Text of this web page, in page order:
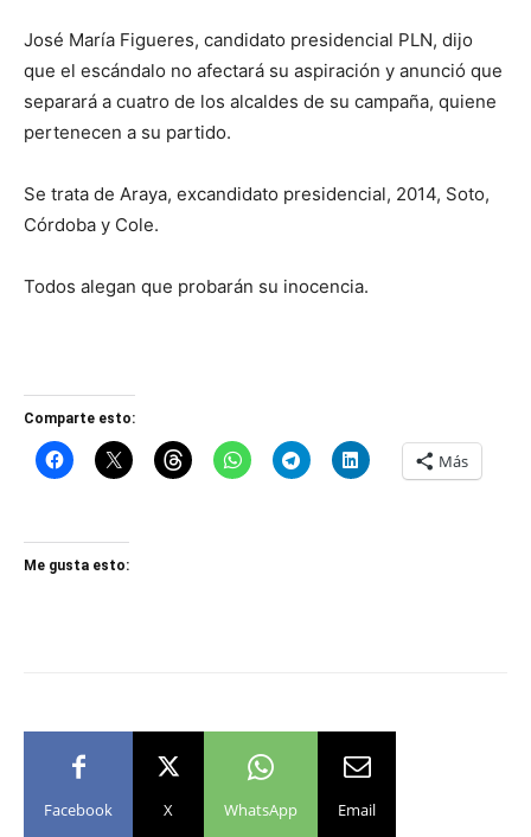
José María Figueres, candidato presidencial PLN, dijo
que el escándalo no afectará su aspiración y anunció que
separará a cuatro de los alcaldes de su campaña, quiene
pertenecen a su partido.
Se trata de Araya, excandidato presidencial, 2014, Soto,
Córdoba y Cole.
Todos alegan que probarán su inocencia.
Comparte esto:
Más
Me gusta esto:
Facebook X WhatsApp Email